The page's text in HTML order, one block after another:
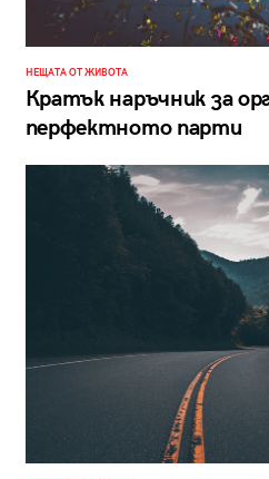
НЕЩАТА ОТ ЖИВОТА
Кратък наръчник за
перфектното парти